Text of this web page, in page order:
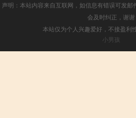
声明：本站内容来自互联网，如信息有错误可发
会及时纠正，谢谢
本站仅为个人兴趣爱好，不接盈利
小男孩